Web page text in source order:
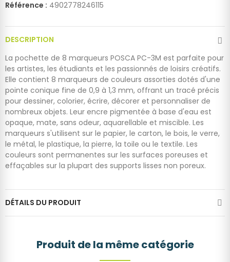
Référence : 4902778246115
DESCRIPTION
La pochette de 8 marqueurs POSCA PC-3M est parfaite pour
les artistes, les étudiants et les passionnés de loisirs créatifs.
Elle contient 8 marqueurs de couleurs assorties dotés d'une
pointe conique fine de 0,9 à 1,3 mm, offrant un tracé précis
pour dessiner, colorier, écrire, décorer et personnaliser de
nombreux objets. Leur encre pigmentée à base d'eau est
opaque, mate, sans odeur, aquarellable et miscible. Les
marqueurs s'utilisent sur le papier, le carton, le bois, le verre,
le métal, le plastique, la pierre, la toile ou le textile. Les
couleurs sont permanentes sur les surfaces poreuses et
effaçables sur la plupart des supports lisses non poreux.
DÉTAILS DU PRODUIT
Produit de la même catégorie